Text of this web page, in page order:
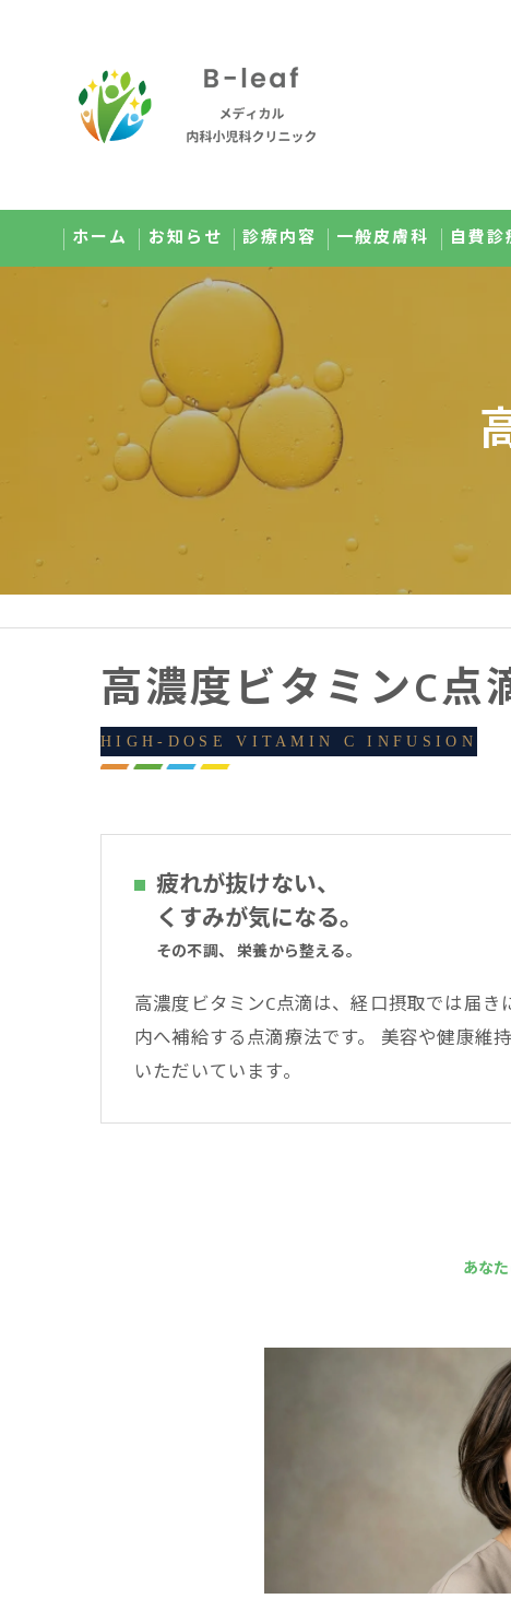
ホーム お知らせ 診療内容
オンライン診療のご案内
小児科のご案内
健康診断のご案内
予防接種のご案内
一般皮膚科 自費
点滴
慢性
医療
高濃度ビタミンC点
HIGH-DOSE VITAMIN C INFUSION
疲れが抜けない、
くすみが気になる。
その不調、 栄養から整える。
高濃度ビタミンC点滴は、経口摂取では届
内へ補給する点滴療法です。 美容や健康維
いただいています。
あな